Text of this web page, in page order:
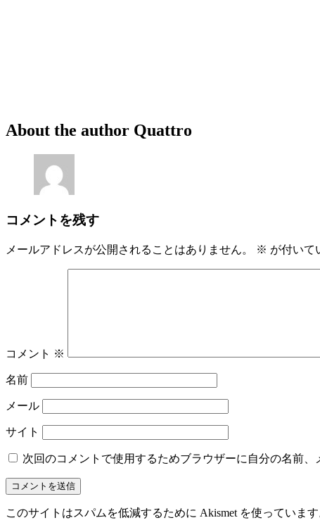
About the author Quattro
コメントを残す
メールアドレスが公開されることはありません。 ※ が付いて
コメント ※
名前
メール
サイト
次回のコメントで使用するためブラウザーに自分の名前、
このサイトはスパムを低減するために Akismet を使っています